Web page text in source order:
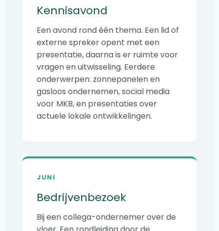
Kennisavond
Een avond rond één thema. Een lid of
externe spreker opent met een
presentatie, daarna is er ruimte voor
vragen en uitwisseling. Eerdere
onderwerpen: zonnepanelen en
gasloos ondernemen, social media
voor MKB, en presentaties over
actuele lokale ontwikkelingen.
JUNI
Bedrijvenbezoek
Bij een collega-ondernemer over de